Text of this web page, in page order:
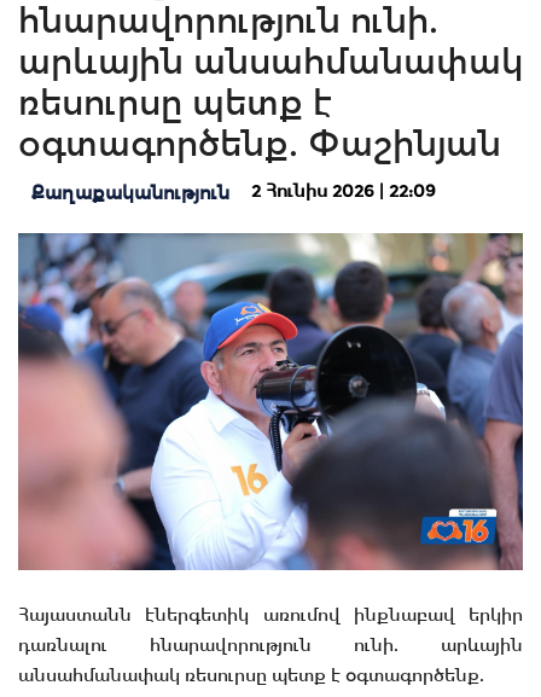
հնարավորություն ունի.
արևային անսահմանափակ
ռեսուրսը պետք է
օգտագործենք. Փաշինյան
Քաղաքականություն 2 Հունիս 2026 | 22:09
Հայաստանն էներգետիկ առումով ինքնաբավ երկիր
դառնալու հնարավորություն ունի. արևային
անսահմանափակ ռեսուրսը պետք է օգտագործենք.